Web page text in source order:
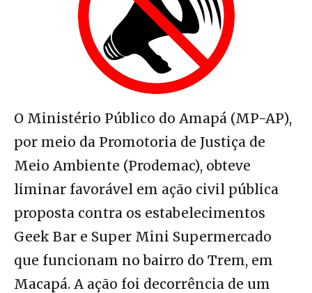
O Ministério Público do Amapá (MP-AP),
por meio da Promotoria de Justiça de
Meio Ambiente (Prodemac), obteve
liminar favorável em ação civil pública
proposta contra os estabelecimentos
Geek Bar e Super Mini Supermercado
que funcionam no bairro do Trem, em
Macapá. A ação foi decorrência de um